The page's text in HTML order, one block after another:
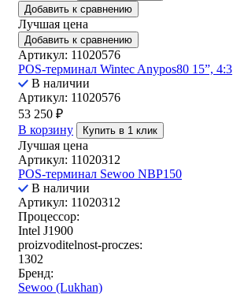
Добавить к сравнению
Лучшая цена
Добавить к сравнению
Артикул: 11020576
POS-терминал Wintec Anypos80 15”, 4:3
В наличии
Артикул: 11020576
53 250 ₽
В корзину
Купить в 1 клик
Лучшая цена
Артикул: 11020312
POS-терминал Sewoo NBP150
В наличии
Артикул: 11020312
Процессор:
Intel J1900
proizvoditelnost-proczes:
1302
Бренд:
Sewoo (Lukhan)